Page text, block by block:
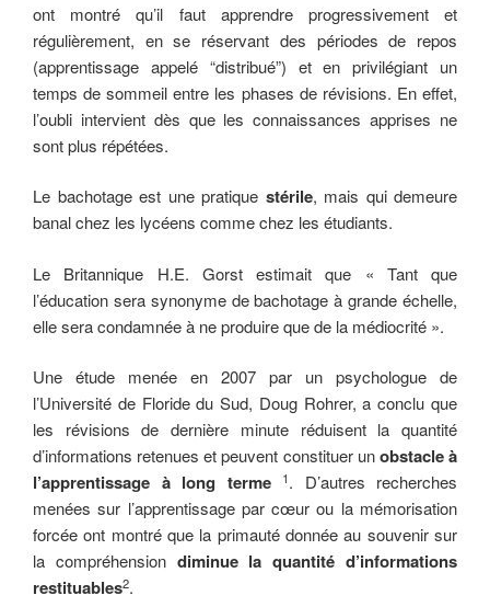
ont montré qu’il faut apprendre progressivement et
régulièrement, en se réservant des périodes de repos
(apprentissage appelé “distribué”) et en privilégiant un
temps de sommeil entre les phases de révisions. En effet,
l’oubli intervient dès que les connaissances apprises ne
sont plus répétées.
Le bachotage est une pratique stérile, mais qui demeure
banal chez les lycéens comme chez les étudiants.
Le Britannique H.E. Gorst estimait que « Tant que
l’éducation sera synonyme de bachotage à grande échelle,
elle sera condamnée à ne produire que de la médiocrité ».
Une étude menée en 2007 par un psychologue de
l’Université de Floride du Sud, Doug Rohrer, a conclu que
les révisions de dernière minute réduisent la quantité
d’informations retenues et peuvent constituer unobstacle à
l’apprentissage à long terme
1. D’autres recherches
menées sur l’apprentissage par cœur ou la mémorisation
forcée ont montré que la primauté donnée au souvenir sur
la compréhension diminue la quantité d’informations
restituables2.